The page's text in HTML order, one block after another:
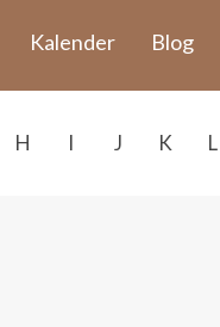
Kalender Blog
H I J K L